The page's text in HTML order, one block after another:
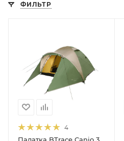
ФИЛЬТР
4
Палатка BTrace Canio 3